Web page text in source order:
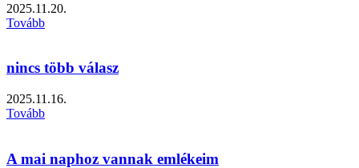
2025.11.20.
Tovább
nincs több válasz
2025.11.16.
Tovább
A mai naphoz vannak emlékeim